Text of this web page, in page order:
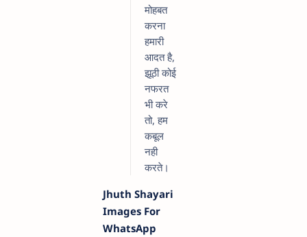
मोहबत
करना
हमारी
आदत है,
झूठी कोई
नफरत
भी करे
तो, हम
कबूल
नही
करते।
Jhuth Shayari
Images For
WhatsApp